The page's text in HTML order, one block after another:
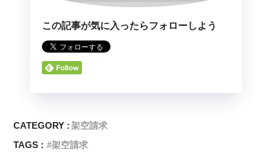
この記事が気に入ったらフォローしよう
CATEGORY :架空請求
TAGS :
架空請求